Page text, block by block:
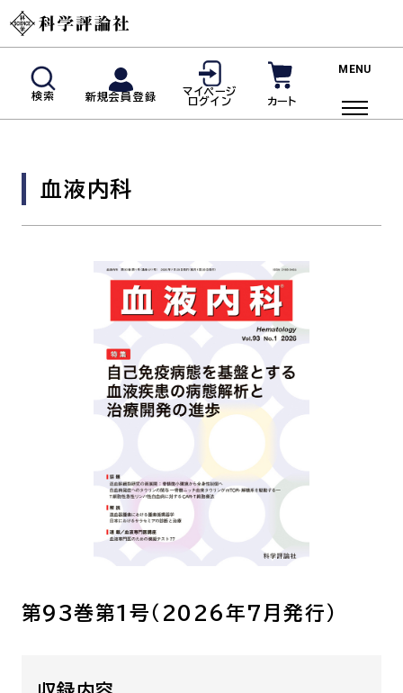
検索 新規会員登録
マイページ
ログイン
カート
新規会員登録
マイページログイン
よくあるご質問
雑誌
脳神経内科(神経内科)
臨床免疫・アレルギー科
循環器内科
血液内科
第93巻第1号（2026年7月発行）